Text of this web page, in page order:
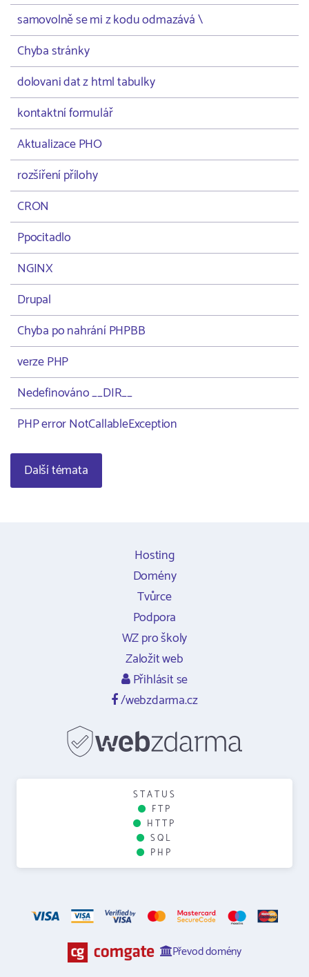
samovolně se mi z kodu odmazává \
Chyba stránky
dolovani dat z html tabulky
kontaktní formulář
Aktualizace PHO
rozšíření přílohy
CRON
Ppocitadlo
NGINX
Drupal
Chyba po nahrání PHPBB
verze PHP
Nedefinováno __DIR__
PHP error NotCallableException
Další témata
Hosting
Domény
Tvůrce
Podpora
WZ pro školy
Založit web
Přihlásit se
/webzdarma.cz
STATUS
FTP
HTTP
SQL
PHP
Převod domény